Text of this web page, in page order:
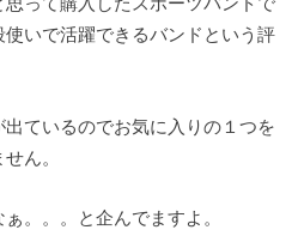
いで活躍できるバンドという評
ているのでお気に入りの１つを
ん。
。。。と企んでますよ。